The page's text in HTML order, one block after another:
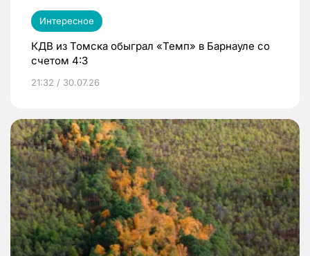
Интересное
КДВ из Томска обыграл «Темп» в Барнауле со
счетом 4:3
21:32 / 30.07.26